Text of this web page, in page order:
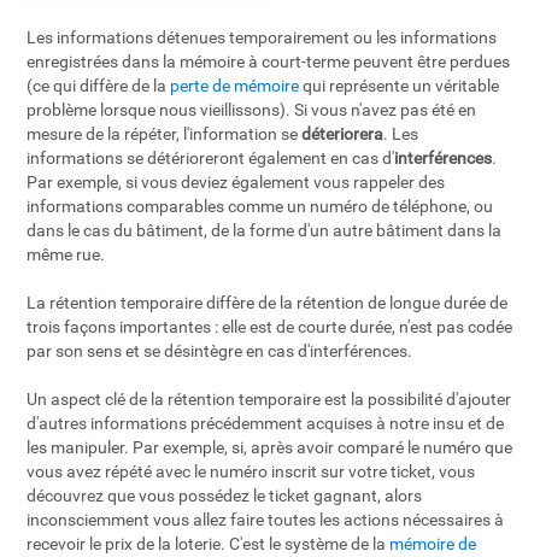
Les informations détenues temporairement ou les informations
enregistrées dans la mémoire à court-terme peuvent être perdues
(ce qui diffère de la perte de mémoirequi représente un véritable
problème lorsque nous vieillissons). Si vous n'avez pas été en
mesure de la répéter, l'information sedéteriorera. Les
informations se détérioreront également en cas d'interférences.
Par exemple, si vous deviez également vous rappeler des
informations comparables comme un numéro de téléphone, ou
dans le cas du bâtiment, de la forme d'un autre bâtiment dans la
même rue.
La rétention temporaire diffère de la rétention de longue durée de
trois façons importantes : elle est de courte durée, n'est pas codée
par son sens et se désintègre en cas d'interférences.
Un aspect clé de la rétention temporaire est la possibilité d'ajouter
d'autres informations précédemment acquises à notre insu et de
les manipuler. Par exemple, si, après avoir comparé le numéro que
vous avez répété avec le numéro inscrit sur votre ticket, vous
découvrez que vous possédez le ticket gagnant, alors
inconsciemment vous allez faire toutes les actions nécessaires à
recevoir le prix de la loterie. C'est le système de la mémoire de